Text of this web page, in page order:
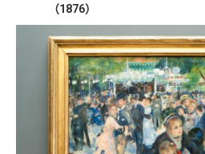
（1876）